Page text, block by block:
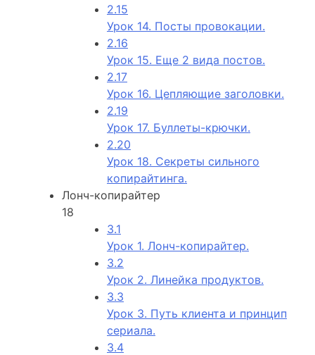
2.15
Урок 14. Посты провокации.
2.16
Урок 15. Еще 2 вида постов.
2.17
Урок 16. Цепляющие заголовки.
2.19
Урок 17. Буллеты-крючки.
2.20
Урок 18. Секреты сильного
копирайтинга.
Лонч-копирайтер
18
3.1
Урок 1. Лонч-копирайтер.
3.2
Урок 2. Линейка продуктов.
3.3
Урок 3. Путь клиента и принцип
сериала.
3.4